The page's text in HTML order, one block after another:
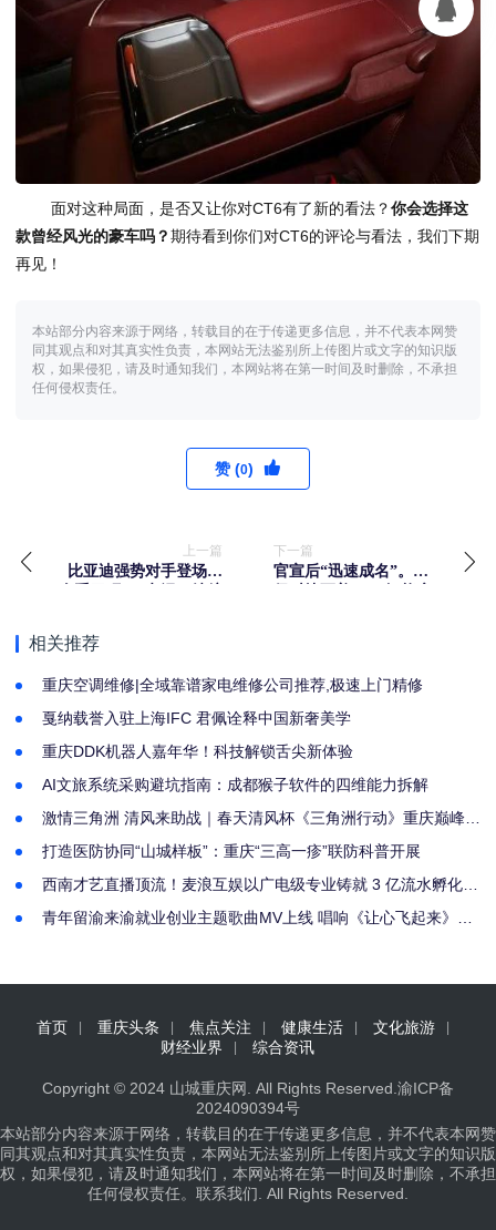
面对这种局面，是否又让你对CT6有了新的看法？你会选择这
款曾经风光的豪车吗？期待看到你们对CT6的评论与看法，我们下期
再见！
本站部分内容来源于网络，转载目的在于传递更多信息，并不代表本网赞
同其观点和对其真实性负责，本网站无法鉴别所上传图片或文字的知识版
权，如果侵犯，请及时通知我们，本网站将在第一时间及时删除，不承担
任何侵权责任。
赞 (0)
上一篇
比亚迪强势对手登场！
下一篇
官宣后“迅速成名”。比
相关推荐
重庆空调维修|全域靠谱家电维修公司推荐,极速上门精修
戛纳载誉入驻上海IFC 君佩诠释中国新奢美学
重庆DDK机器人嘉年华！科技解锁舌尖新体验
AI文旅系统采购避坑指南：成都猴子软件的四维能力拆解
激情三角洲 清风来助战｜春天清风杯《三角洲行动》重庆巅峰水
打造医防协同“山城样板”：重庆“三高一疹”联防科普开展
西南才艺直播顶流！麦浪互娱以广电级专业铸就 3 亿流水孵化神
青年留渝来渝就业创业主题歌曲MV上线 唱响《让心飞起来》的
首页 重庆头条 焦点关注 健康生活
文化旅游
财经业界
综合资讯
Copyright © 2024 山城重庆网 . All Rights Reserved. 渝ICP备
2024090394号
本站部分内容来源于网络，转载目的在于传递更多信息，并不代表本网赞
同其观点和对其真实性负责，本网站无法鉴别所上传图片或文字的知识版
权，如果侵犯，请及时通知我们，本网站将在第一时间及时删除，不承担
任何侵权责任。 联系我们 . All Rights Reserved.